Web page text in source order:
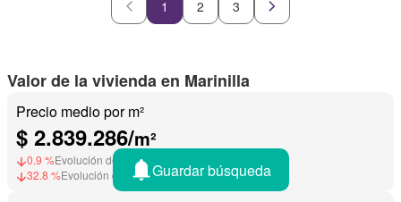
1 2 3
Valor de la vivienda en Marinilla
Precio medio por m²
$ 2.839.286/m²
0.9 %Evolución de precios en Junio 2026
32.8 %Evolución de precios en Julio 2025
Guardar búsqueda